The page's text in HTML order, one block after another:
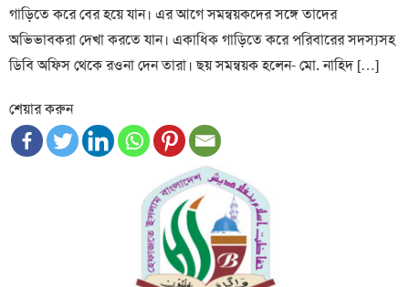
গাড়িতে করে বের হয়ে যান। এর আগে সমন্বয়কদের সঙ্গে তাদের
অভিভাবকরা দেখা করতে যান। একাধিক গাড়িতে করে পরিবারের সদস্যসহ
ডিবি অফিস থেকে রওনা দেন তারা। ছয় সমন্বয়ক হলেন- মো. নাহিদ […]
শেয়ার করুন